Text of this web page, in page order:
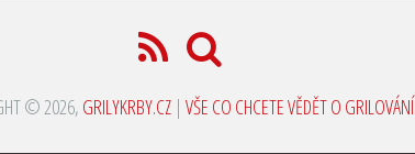
© 2026, GRILYKRBY.CZ| VŠE CO CHCETE VĚDĚT O GRILOVÁNÍ